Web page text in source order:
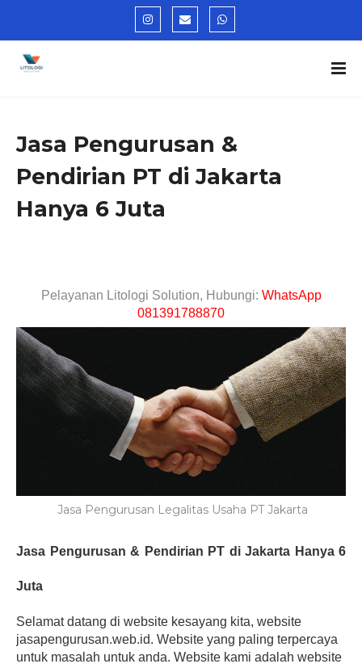
Jasa Pengurusan &
Pendirian PT di Jakarta
Hanya 6 Juta
Pelayanan Litologi Solution, Hubungi: WhatsApp
081391788870
Jasa Pengurusan Legalitas Usaha PT Jakarta
Jasa Pengurusan & Pendirian PT di Jakarta Hanya 6
Juta
Selamat datang di website kesayang kita, website
jasapengurusan.web.id. Website yang paling terpercaya
untuk masalah untuk anda. Website kami adalah website